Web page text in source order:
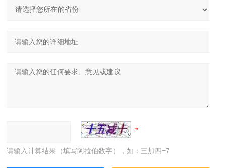
请输入计算结果（填写阿拉伯数字），如：三加四=7